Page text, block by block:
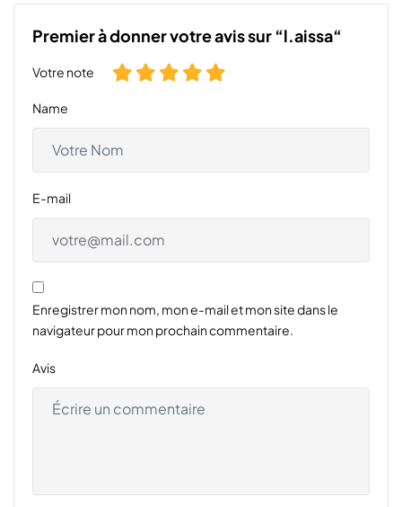
Premier à donner votre avis sur “l.aissa“
Votre note
Name
E-mail
Enregistrer mon nom, mon e-mail et mon site dans le
navigateur pour mon prochain commentaire.
Avis